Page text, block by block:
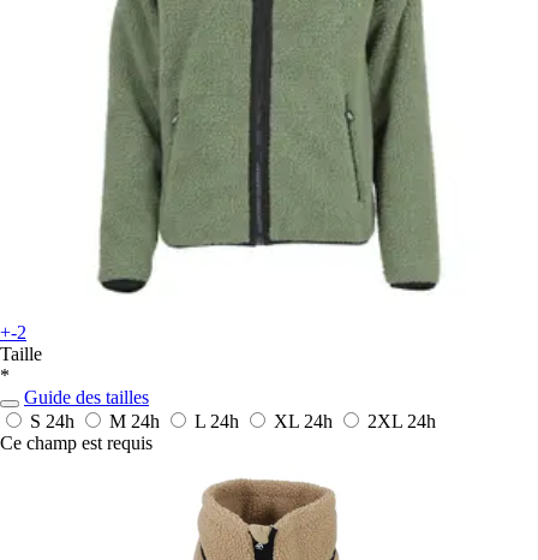
+-2
Taille
*
Guide des tailles
S 24h M 24h L 24h XL 24h 2XL 24h
Ce champ est requis